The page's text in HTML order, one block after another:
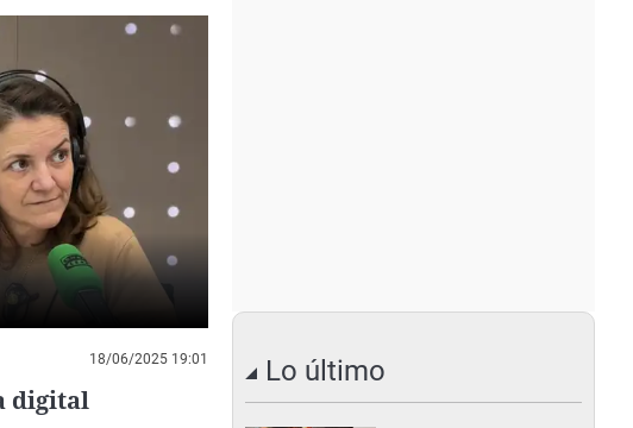
18/06/2025 19:01
digital
Lo último